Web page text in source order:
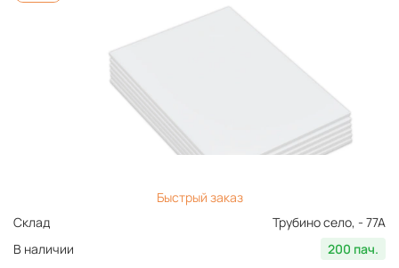
Быстрый заказ
Склад
Трубино село, - 77А
В наличии
200 пач.